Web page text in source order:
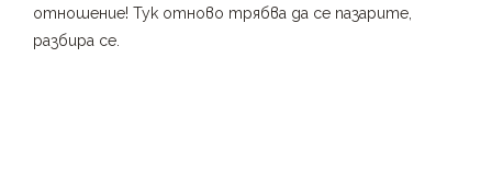
отношение! Тук отново трябва да се пазарите,
разбира се.